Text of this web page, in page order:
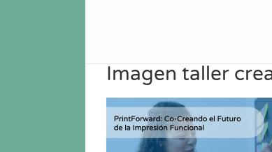
Imagen taller